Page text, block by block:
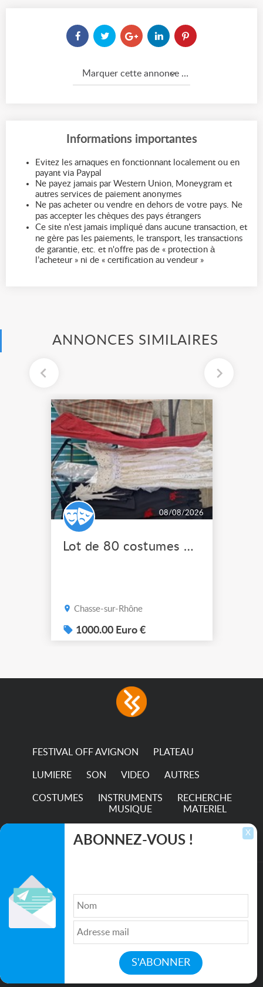
Marquer cette annonce comme...
Informations importantes
Evitez les arnaques en fonctionnant localement ou en
payant via Paypal
Ne payez jamais par Western Union, Moneygram et
autres services de paiement anonymes
Ne pas acheter ou vendre en dehors de votre pays. Ne
pas accepter les chèques des pays étrangers
Ce site n'est jamais impliqué dans aucune transaction, et
ne gère pas les paiements, le transport, les transactions
de garantie, etc. et n'offre pas de « protection à
l’acheteur » ni de « certification au vendeur »
ANNONCES SIMILAIRES
08/08/2026
Lot de 80 costumes de scène pro
Chasse-sur-Rhône
1000.00 Euro €
FESTIVAL OFF AVIGNON PLATEAU
LUMIERE SON VIDEO AUTRES
COSTUMES
INSTRUMENTS
MUSIQUE
RECHERCHE
MATERIEL
TRANSPORTS
Qui sommes nous ?| Médias
Politique de confidentialité| Partenaires|
Mentions légales
X
ABONNEZ-VOUS !